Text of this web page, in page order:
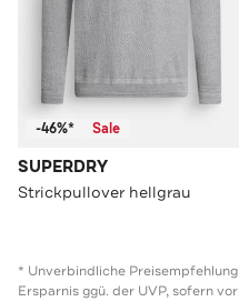
-46%* Sale
SUPERDRY
Strickpullover hellgrau
* Unverbindliche
Ersparnis ggü. der UVP, sofern